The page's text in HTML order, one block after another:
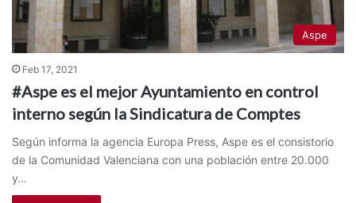
Aspe
Feb 17, 2021
#Aspe es el mejor Ayuntamiento en control
interno según la Sindicatura de Comptes
Según informa la agencia Europa Press, Aspe es el consistorio
de la Comunidad Valenciana con una población entre 20.000
y…